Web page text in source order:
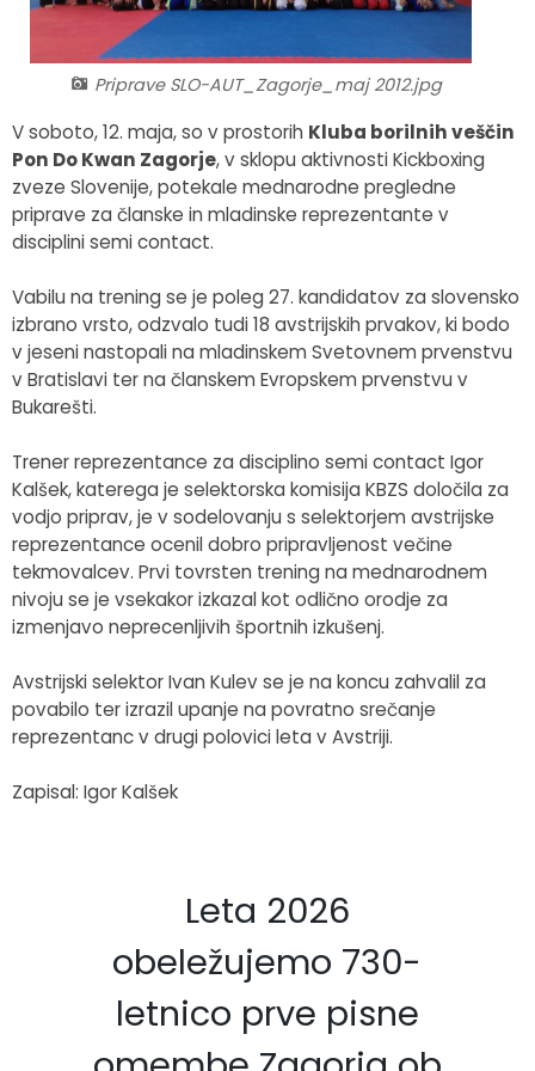
Priprave SLO-AUT_Zagorje_maj 2012.jpg
V soboto, 12. maja, so v prostorih Kluba borilnih veščin
Pon Do Kwan Zagorje, v sklopu aktivnosti Kickboxing
zveze Slovenije, potekale mednarodne pregledne
priprave za članske in mladinske reprezentante v
disciplini semi contact.
Vabilu na trening se je poleg 27. kandidatov za slovensko
izbrano vrsto, odzvalo tudi 18 avstrijskih prvakov, ki bodo
v jeseni nastopali na mladinskem Svetovnem prvenstvu
v Bratislavi ter na članskem Evropskem prvenstvu v
Bukarešti.
Trener reprezentance za disciplino semi contact Igor
Kalšek, katerega je selektorska komisija KBZS določila za
vodjo priprav, je v sodelovanju s selektorjem avstrijske
reprezentance ocenil dobro pripravljenost večine
tekmovalcev. Prvi tovrsten trening na mednarodnem
nivoju se je vsekakor izkazal kot odlično orodje za
izmenjavo neprecenljivih športnih izkušenj.
Avstrijski selektor Ivan Kulev se je na koncu zahvalil za
povabilo ter izrazil upanje na povratno srečanje
reprezentanc v drugi polovici leta v Avstriji.
Zapisal: Igor Kalšek
Leta 2026
obeležujemo 730-
letnico prve pisne
Občinska volilna komisija
Medobčinski inšpektorat in redarstvo
Koledar dogodkov
Zapore cest
Okoljski podatki
Lokalne volitve
Katalog informacij javnega značaja